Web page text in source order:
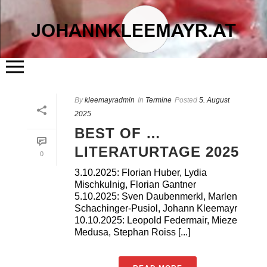
ÜBER MICH
FLÖSSERHAUS
TERMINE
BLOG
KONTAKT
0
By kleemayradmin In Termine Posted 5. August
2025
BEST OF …
LITERATURTAGE 2025
3.10.2025: Florian Huber, Lydia
Mischkulnig, Florian Gantner
5.10.2025: Sven Daubenmerkl, Marlen
Schachinger-Pusiol, Johann Kleemayr
10.10.2025: Leopold Federmair, Mieze
Medusa, Stephan Roiss [...]